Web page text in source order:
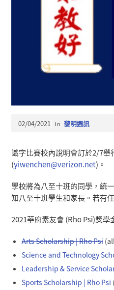
02/04/2021 in 黎明週訊
識字比賽校內說明會訂於2/7
(yiwenchen@verizon.net)。
學校將為八至十班的同學，統
知八至十班學生和家長。若有
2021華府素友會 (Rho Psi)獎
Arts Scholarship | Rho Psi
Science and Technology
Leadership & Service
Sports Scholarship | Rho Psi